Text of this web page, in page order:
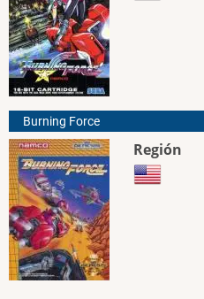
Burning Force
Región